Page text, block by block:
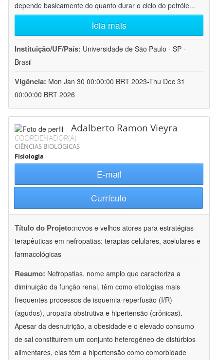
depende basicamente do quanto durar o ciclo do petróle...
leia mais
Instituição/UF/País: Universidade de São Paulo - SP -
Brasil
Vigência: Mon Jan 30 00:00:00 BRT 2023-Thu Dec 31
00:00:00 BRT 2026
Adalberto Ramon Vieyra
COORDENADOR(A)
CIÊNCIAS BIOLÓGICAS
Fisiologia
E-mail
Currículo
Título do Projeto:novos e velhos atores para estratégias
terapêuticas em nefropatias: terapias celulares, acelulares e
farmacológicas
Resumo: Nefropatias, nome amplo que caracteriza a
diminuição da função renal, têm como etiologias mais
frequentes processos de isquemia-reperfusão (I/R)
(agudos), uropatia obstrutiva e hipertensão (crônicas).
Apesar da desnutrição, a obesidade e o elevado consumo
de sal constituírem um conjunto heterogêneo de distúrbios
alimentares, elas têm a hipertensão como comorbidade